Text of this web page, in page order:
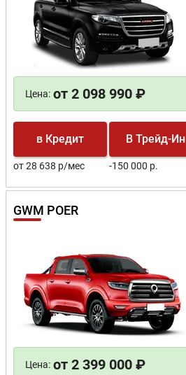
Цена: от 2 098 990 ₽
в Кредит
от 28 638 р/мес
В Трейд-Ин
-150 000 р.
GWM POER
Цена: от 2 399 000 ₽